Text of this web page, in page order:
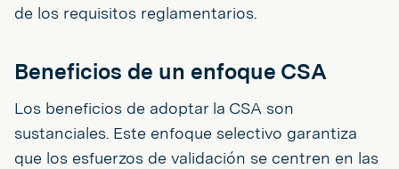
de los requisitos reglamentarios.
Beneficios de un enfoque CSA
Los beneficios de adoptar la CSA son
sustanciales. Este enfoque selectivo garantiza
que los esfuerzos de validación se centren en las